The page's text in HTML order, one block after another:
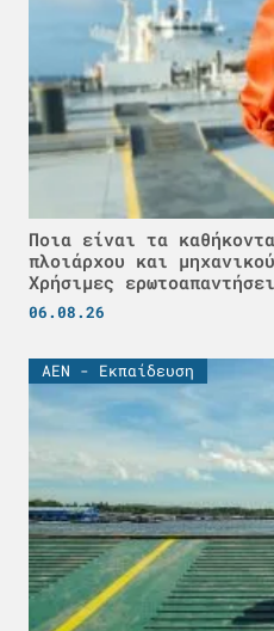
Ποια είναι τα
πλοιάρχου και
Χρήσιμες
06.08.26
ΑΕΝ - Εκπαίδευση